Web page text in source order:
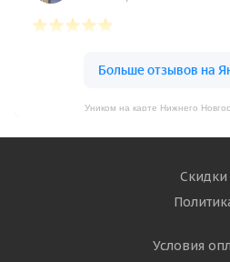
Уником на карте Нижнего
Скидки
Условия